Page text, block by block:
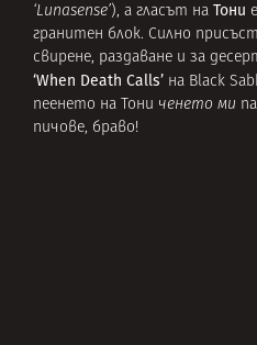
‘Lunasense’), а гласът на Тони
гранитен блок. Силно
свирене, раздаване и за
‘When Death Calls’ на Black
пеенето на Тони ченето ми
пичове, браво!